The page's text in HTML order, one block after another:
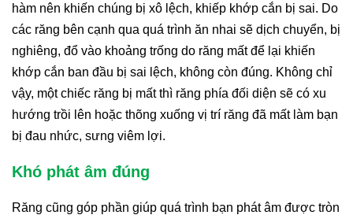
hàm nên khiến chúng bị xô lệch, khiếp khớp cắn bị sai. Do
các răng bên cạnh qua quá trình ăn nhai sẽ dịch chuyển, bị
nghiêng, đổ vào khoảng trống do răng mất để lại khiến
khớp cắn ban đầu bị sai lệch, không còn đúng. Không chỉ
vậy, một chiếc răng bị mất thì răng phía đối diện sẽ có xu
hướng trồi lên hoặc thõng xuống vị trí răng đã mất làm bạn
bị đau nhức, sưng viêm lợi.
Khó phát âm đúng
Răng cũng góp phần giúp quá trình bạn phát âm được tròn